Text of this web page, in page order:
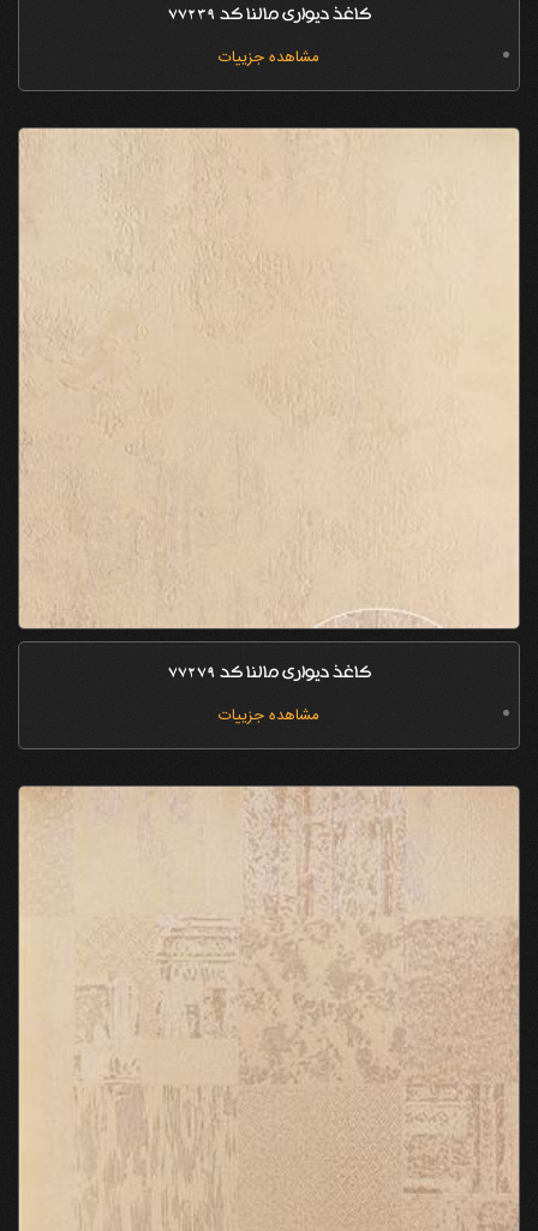
کاغذ دیواری مالنا کد 77239
مشاهده جزییات
کاغذ دیواری مالنا کد 77279
مشاهده جزییات